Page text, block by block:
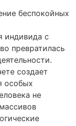
беспокойных
индивида с
превратилась
создает
особых
не